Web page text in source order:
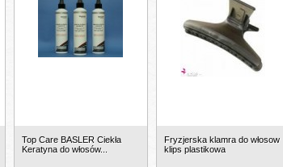
Top Care BASLER Ciekła
Keratyna do włosów...
Fryzjerska klamra do włosow
klips plastikowa